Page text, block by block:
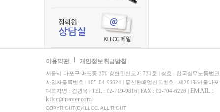
이용약관 개인정보취급방침
서울시 마포구 마포동 350 강변한신코아 731호 | 상호 : 한국실무노동법
사업자등록번호 : 105-04-96624 | 통신판매업신고번호 : 제2013-서울마
대표자명 : 김광욱 | TEL : 02-719-9816 | FAX : 02-704-6228 | EMAIL :
kllcc@naver.com
COPYRIGHT(C)KLLCC. ALL RIGHT